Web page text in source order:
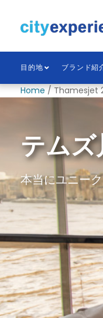
プ
目的地 ブランド紹
Home/Thamesjet
テムズ
本当にユニー
この秋